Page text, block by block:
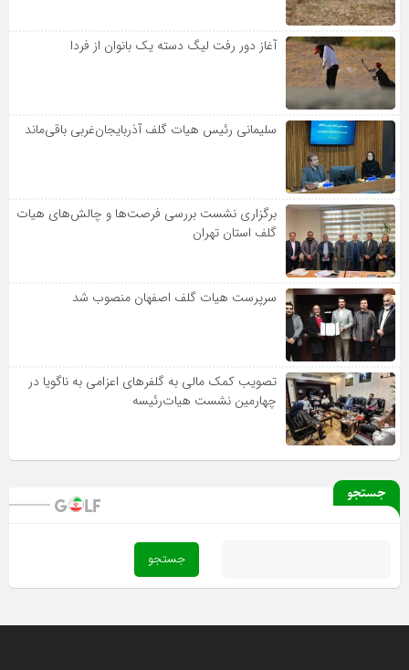
آغاز دور رفت لیگ دسته یک بانوان از فردا
سلیمانی رئیس هیات گلف آذربایجان‌غربی باقی‌ماند
برگزاری نشست بررسی فرصت‌ها و چالش‌های هیات
گلف استان تهران
سرپرست هیات گلف اصفهان منصوب شد
تصویب کمک مالی به گلفرهای اعزامی به ناگویا در
چهارمین نشست هیات‌رئیسه
جستجو